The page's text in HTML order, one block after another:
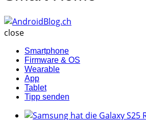
close
Smartphone
Firmware & OS
Wearable
App
Tablet
Tipp senden